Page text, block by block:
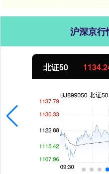
沪深京行
北证50